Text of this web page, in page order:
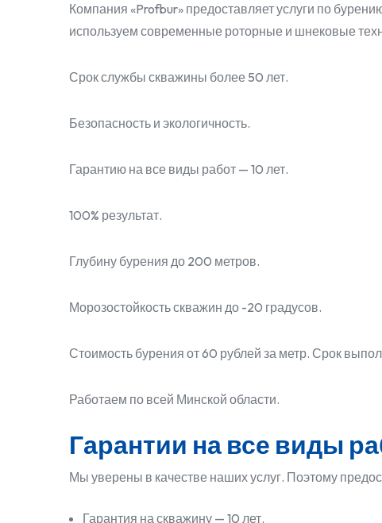
Компания «Profbur» предоставляет услуги по
используем современные роторные и шнековые
Срок службы скважины более 50 лет.
Безопасность и экологичность.
Гарантию на все виды работ — 10 лет.
100% результат.
Глубину бурения до 200 метров.
Морозостойкость скважин до -20 градусов.
Стоимость бурения от 60 рублей за метр. Срок
Работаем по всей Минской области.
Гарантии на все виды
Мы уверены в качестве наших услуг. Поэтому
Гарантия на скважину — 10 лет.